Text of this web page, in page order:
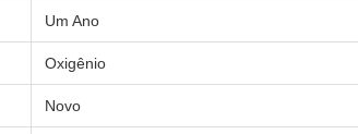
Um Ano
Oxigênio
Novo